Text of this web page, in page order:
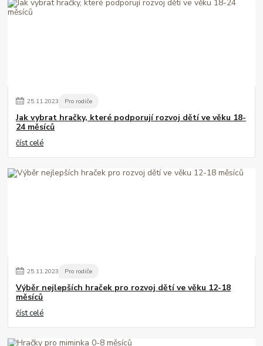
25.11.2023 Pro rodiče
Jak vybrat hračky, které podporují rozvoj dětí ve věku 18-
24 měsíců
číst celé
25.11.2023 Pro rodiče
Výběr nejlepších hraček pro rozvoj dětí ve věku 12-18
měsíců
číst celé